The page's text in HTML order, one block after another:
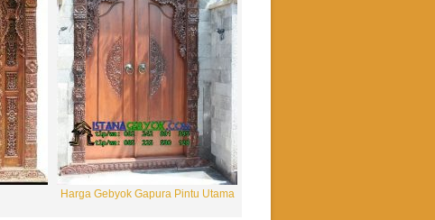
Harga Gebyok Gapura Pintu Utama
Gebyok Ukir Jepara Terbaru 2018
Rp (Hubungi CS)